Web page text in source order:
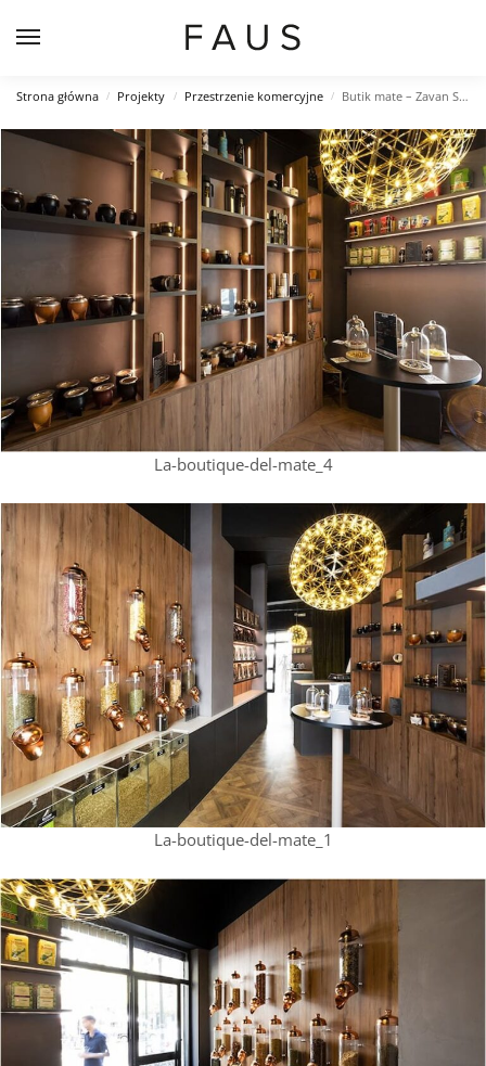
Strona główna / Projekty / Przestrzenie komercyjne / Butik mate – Zavan Studio
La-boutique-del-mate_4
La-boutique-del-mate_1